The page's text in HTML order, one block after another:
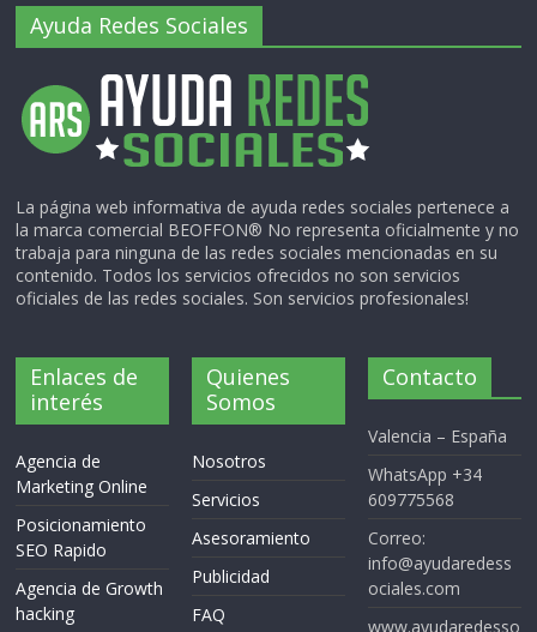
Ayuda Redes Sociales
La página web informativa de ayuda redes sociales pertenece a
la marca comercial BEOFFON® No representa oficialmente y no
trabaja para ninguna de las redes sociales mencionadas en su
contenido. Todos los servicios ofrecidos no son servicios
oficiales de las redes sociales. Son servicios profesionales!
Enlaces de
interés
Agencia de
Marketing Online
Posicionamiento
SEO Rapido
Agencia de Growth
hacking
Quienes
Somos
Nosotros
Servicios
Asesoramiento
Publicidad
FAQ
Contacto
Valencia – España
WhatsApp +34
609775568
Correo:
info@ayudaredess
ociales.com
www.ayudaredesso